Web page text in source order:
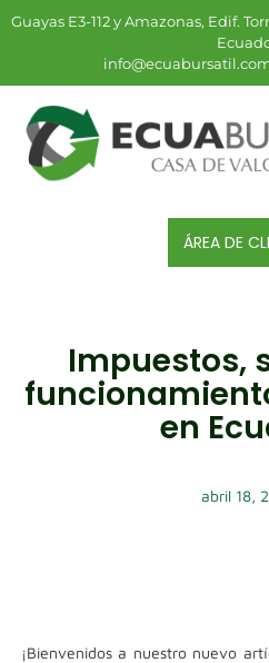
Guayas E3-112 y Amazonas, Edif.
info@ecuabursatil.com
ÁREA DE
Impuestos,
en
abril 18,
¡Bienvenidos a nuestro nuevo